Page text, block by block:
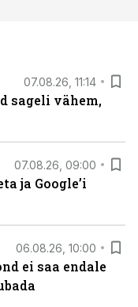
07.08.26, 11:14
sageli vähem,
07.08.26, 09:00
ja Google’i
06.08.26, 10:00
ei saa endale